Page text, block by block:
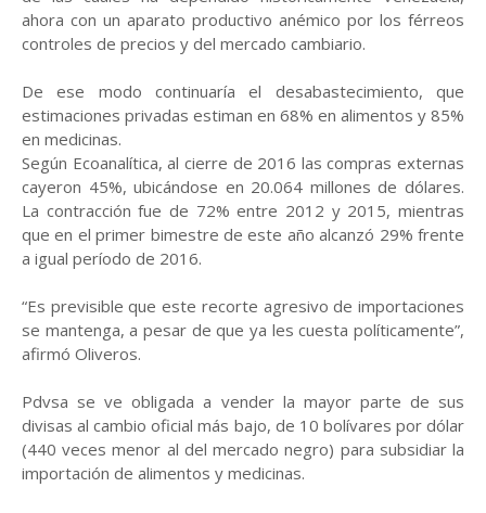
ahora con un aparato productivo anémico por los férreos
controles de precios y del mercado cambiario.
De ese modo continuaría el desabastecimiento, que
estimaciones privadas estiman en 68% en alimentos y 85%
en medicinas.
Según Ecoanalítica, al cierre de 2016 las compras externas
cayeron 45%, ubicándose en 20.064 millones de dólares.
La contracción fue de 72% entre 2012 y 2015, mientras
que en el primer bimestre de este año alcanzó 29% frente
a igual período de 2016.
“Es previsible que este recorte agresivo de importaciones
se mantenga, a pesar de que ya les cuesta políticamente”,
afirmó Oliveros.
Pdvsa se ve obligada a vender la mayor parte de sus
divisas al cambio oficial más bajo, de 10 bolívares por dólar
(440 veces menor al del mercado negro) para subsidiar la
importación de alimentos y medicinas.